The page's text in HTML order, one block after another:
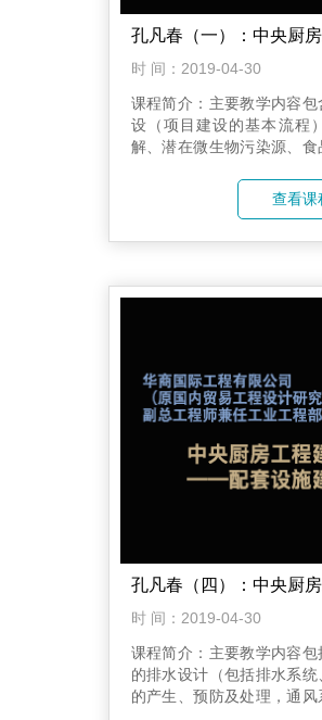
时 间：2019-04-30
课程简介：主要教学内容
设（项目建设的基本流程
解、潜在微生物污染源、食
作环境、意外伤害），节能
查看课
时 间：2019-04-30
课程简介：主要教学内容
的排水设计（包括排水系
的产生、预防及处理，通